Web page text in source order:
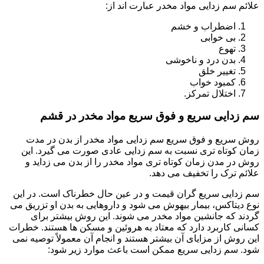
علائم سم زدایی مواد مخدر عبارت اند از:
اضطراب و خشم
بی خوابی
تهوع
بدن درد و ناخوشی
تغییر خلق
کمبود خواب
اختلال تمرکز.
سم زدایی سریع و فوق سریع مواد مخدر در قشم
روش سریع و فوق سریع سم زدایی مواد مخدر از بدن در مدت
زمان کوتاه تری نسبت به سم زدایی عادی صورت می گیرد. این
روش در مدن زمان کوتاه تری مواد مخدر را از بدن می زداید و
علائم ترک را تخفیف می دهد.
سم زدایی سریع گران قیمت و در عین حال خطرناک است. در این
نوع دیتاکس، بیمار بیهوش می شود و داروهایی به بدن او تزریق می
گردند که جانشین مواد مخدر می شوند. این روش بیشتر برای
کسانی کاربرد دارد که معتاد به هروئین و مسکن ها هستند. خطرات
این روش از مزایای آن بیشتر هستند و انجام آن معمولاً توصیه نمی
شود. سم زدایی سریع ممکن است باعث موارد زیر شود: